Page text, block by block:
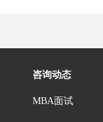
咨询动态
MBA面试